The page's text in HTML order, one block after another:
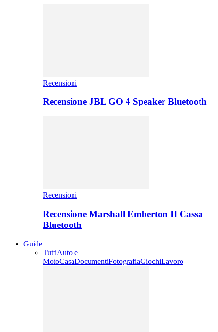
Recensioni
Recensione JBL GO 4 Speaker Bluetooth
Recensioni
Recensione Marshall Emberton II Cassa
Bluetooth
Guide
TuttiAuto e
MotoCasaDocumentiFotografiaGiochiLavoro